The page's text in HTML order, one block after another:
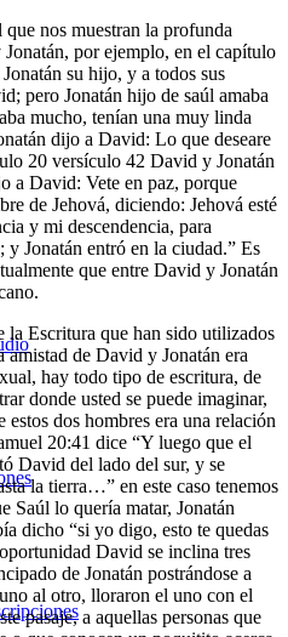
nos muestran la profunda
por ejemplo, en el capítulo
su hijo, y a todos sus
pero Jonatán hijo de saúl amaba
mucho, tenían una muy linda
dijo a David: Lo que deseare
20 versículo 42 David y Jonatán
a David: Vete en paz, porque
de Jehová, diciendo: Jehová esté
y mi descendencia, para
y Jonatán entró en la ciudad.” Es
que entre David y Jonatán
la Escritura que han sido utilizados
amistad de David y Jonatán era
hay todo tipo de escritura, de
donde usted se puede imaginar,
dos hombres era una relación
20:41 dice “Y luego que el
David del lado del sur, y se
la tierra…” en este caso tenemos
Saúl lo quería matar, Jonatán
dicho “si yo digo, esto te quedas
David se inclina tres
de Jonatán postrándose a
al otro, lloraron el uno con el
pasaje, a aquellas personas que